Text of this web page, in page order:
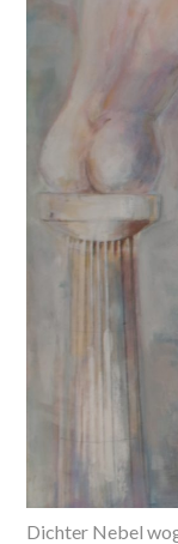
Dichter Nebel